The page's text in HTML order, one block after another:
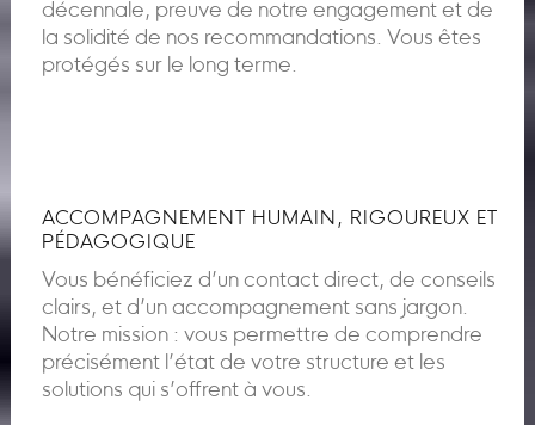
décennale, preuve de notre engagement et de
la solidité de nos recommandations. Vous êtes
protégés sur le long terme.
ACCOMPAGNEMENT HUMAIN, RIGOUREUX ET
PÉDAGOGIQUE
Vous bénéficiez d’un contact direct, de conseils
clairs, et d’un accompagnement sans jargon.
Notre mission : vous permettre de comprendre
précisément l’état de votre structure et les
solutions qui s’offrent à vous.